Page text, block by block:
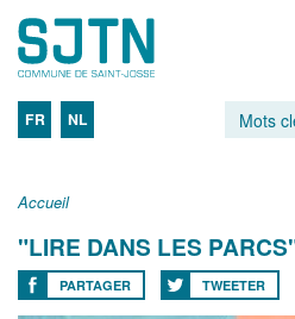
FR NL
Accueil
"LIRE DANS LES
PARTAGER TWEETER